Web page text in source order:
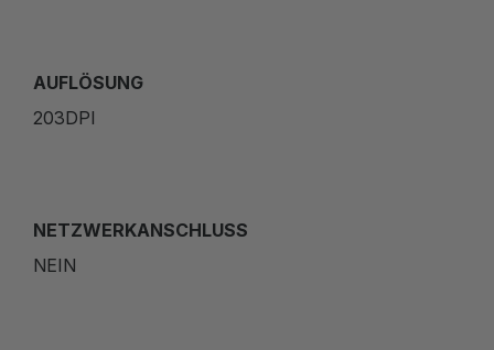
AUFLÖSUNG
203DPI
NETZWERKANSCHLUSS
NEIN